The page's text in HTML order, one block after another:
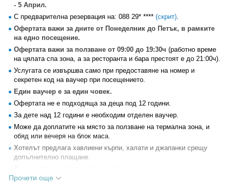
- 5 Април.
С предварителна резервация на: 088 29* **** (скрит).
Офертата важи за дните от Понеделник до Петък, в рамките
на едно посещение.
Офертата важи за ползване от 09:00 до 19:30ч (работно време
на цялата спа зона, а за ресторанта и бара престоят е до 21:00ч).
Услугата се извършва само при предоставяне на номер и
секретен код на ваучер при посещението.
Един ваучер е за един човек.
Офертата не е подходяща за деца под 12 години.
За дете над 12 години е необходим отделен ваучер.
Може да доплатите на място за ползване на термална зона, и
обяд или вечеря на блок маса.
Хотелът предлага хавлиени кърпи, халати и джапанки срещу
допълнително плащане.
- Масажи, ароматерапия или други процедури могат да бъдат
Прочети още